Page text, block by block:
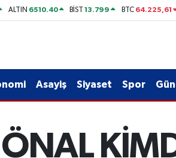
ALTIN 6510.40 BİST13.799 BTC 64.225,61
Asayiş Siyaset Spor